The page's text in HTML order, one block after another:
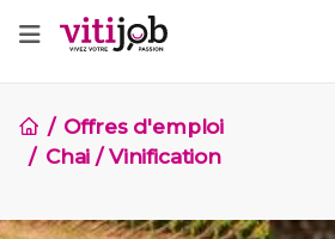
Offres d'emploi
Chai / Vinification